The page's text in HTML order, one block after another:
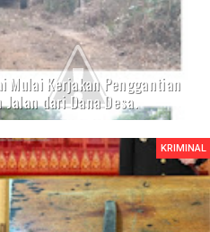
Mulai Kerjakan Penggantian
dari Dana Desa.
KRIMINAL